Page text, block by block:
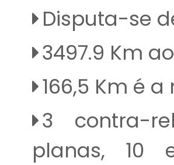
Disputa-se
3497.9 Km
166,5 Km é
3 contra-
planas, 10